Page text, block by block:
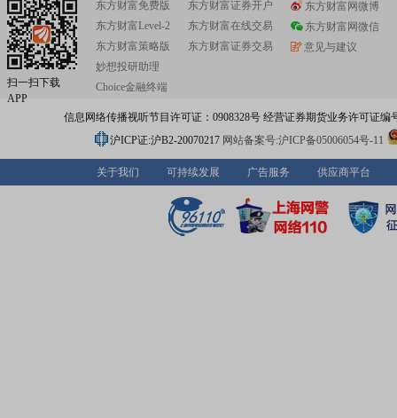
扫一扫下载
APP
东方财富免费版
东方财富Level-2
东方财富策略版
妙想投研助理
Choice金融终端
东方财富证券开户
东方财富在线交易
东方财富证券交易
东方财富网微博
东方财富网微信
意见与建议
信息网络传播视听节目许可证：0908328号 经营证券期货业务许可证编
沪ICP证:沪B2-20070217 网站备案号:沪ICP备05006054号-11
关于我们 可持续发展 广告服务 供应商平台